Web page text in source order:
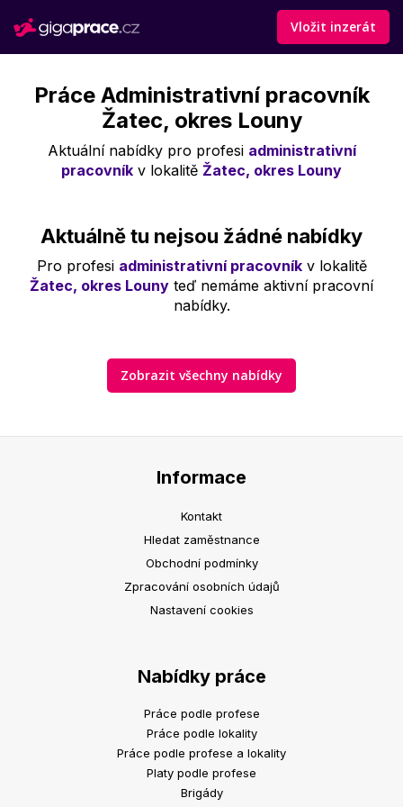
Vložit inzerát
Práce Administrativní pracovník
Žatec, okres Louny
Aktuální nabídky pro profesi administrativní
pracovník v lokalitě Žatec, okres Louny
Aktuálně tu nejsou žádné nabídky
Pro profesi administrativní pracovníkv lokalitě
Žatec, okres Louny teď nemáme aktivní pracovní
nabídky.
Zobrazit všechny nabídky
Informace
Kontakt
Hledat zaměstnance
Obchodní podmínky
Zpracování osobních údajů
Nastavení cookies
Nabídky práce
Práce podle profese
Práce podle lokality
Práce podle profese a lokality
Platy podle profese
Brigády